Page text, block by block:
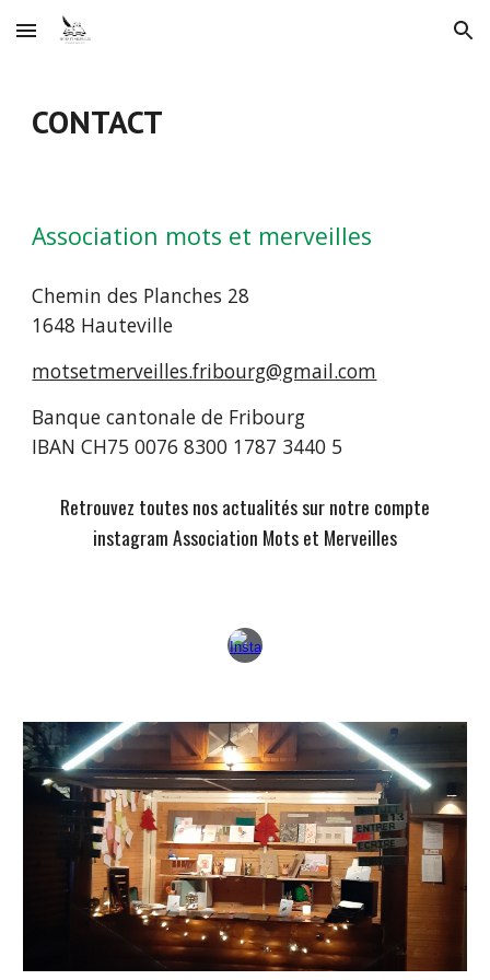
Skip to main content Skip to navigation
CONTACT
Association mots et merveilles
Chemin des Planches 28
1648 Hauteville
motsetmerveilles.fribourg@gmail.com
Banque cantonale de Fribourg
IBAN CH75 0076 8300 1787 3440 5
Retrouvez toutes nos actualités sur notre compte
instagram Association Mots et Merveilles